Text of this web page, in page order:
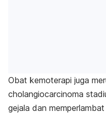
Obat kemoterapi juga
cholangiocarcinoma
gejala dan